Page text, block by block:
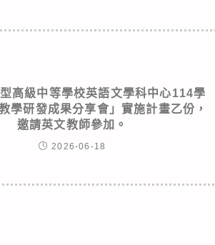
高級中等學校英語文學科中心114學
學研發成果分享會」實施計畫乙份，
邀請英文教師參加。
2026-06-18